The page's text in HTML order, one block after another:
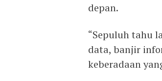
depan.
“Sepuluh tahu
data, banjir
keberadaan